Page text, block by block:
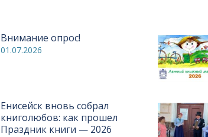
Внимание опрос!
01.07.2026
Енисейск вновь собрал
книголюбов: как прошел
Праздник книги — 2026